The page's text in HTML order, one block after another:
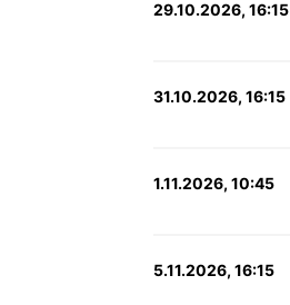
29.10.2026, 16:15
31.10.2026, 16:15
1.11.2026, 10:45
5.11.2026, 16:15